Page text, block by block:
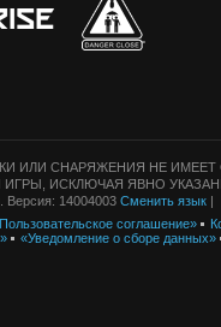
ИЛИ СНАРЯЖЕНИЯ НЕ
ИСКЛЮЧАЯ ЯВНО
Версия: 14004003 Сменить язык |
соглашение»
«Уведомление о сборе данных»